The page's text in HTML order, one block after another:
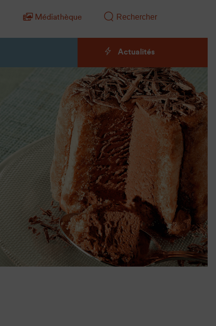
Médiathèque
Actualités